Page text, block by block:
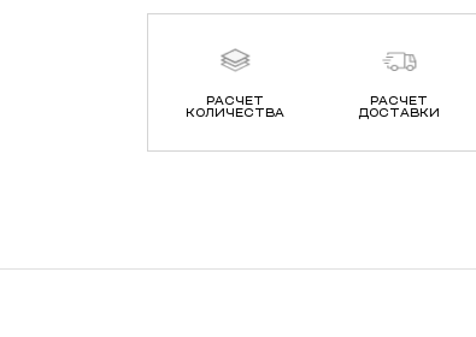
РАСЧЕТ
КОЛИЧЕСТВА
РАСЧЕТ
ДОСТАВКИ